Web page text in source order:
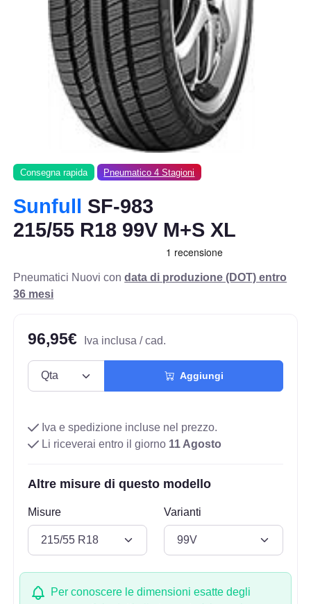
Consegna rapida Pneumatico 4 Stagioni
Sunfull
SF-983
215/55 R18 99V M+S XL
Pneumatici Nuovi condata di produzione (DOT) entro
36 mesi
96,95€ Iva inclusa / cad.
Aggiungi
Iva e spedizione incluse nel prezzo.
Li riceverai entro il giorno 11 Agosto
Altre misure di questo modello
Misure Varianti
Per conoscere le dimensioni esatte degli